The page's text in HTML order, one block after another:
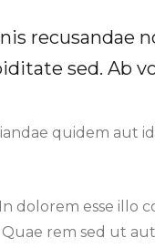
recusandae
sed. Ab
quidem aut
dolorem esse illo
rem sed ut